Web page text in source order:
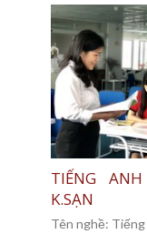
TIẾNG
K.SẠN
Tên nghề: